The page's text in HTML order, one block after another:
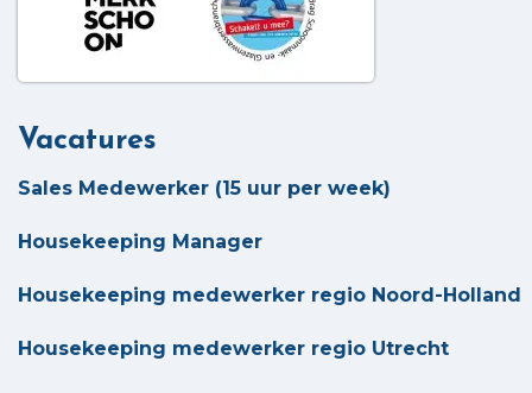
Vacatures
Sales Medewerker (15 uur per week)
Housekeeping Manager
Housekeeping medewerker regio Noord-Holland
Housekeeping medewerker regio Utrecht